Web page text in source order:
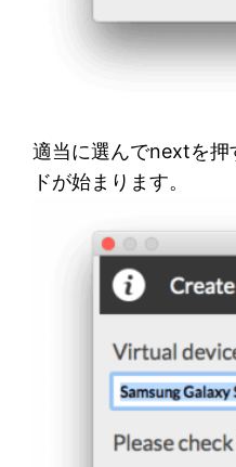
適当に選んでnextを押
ドが始まります。